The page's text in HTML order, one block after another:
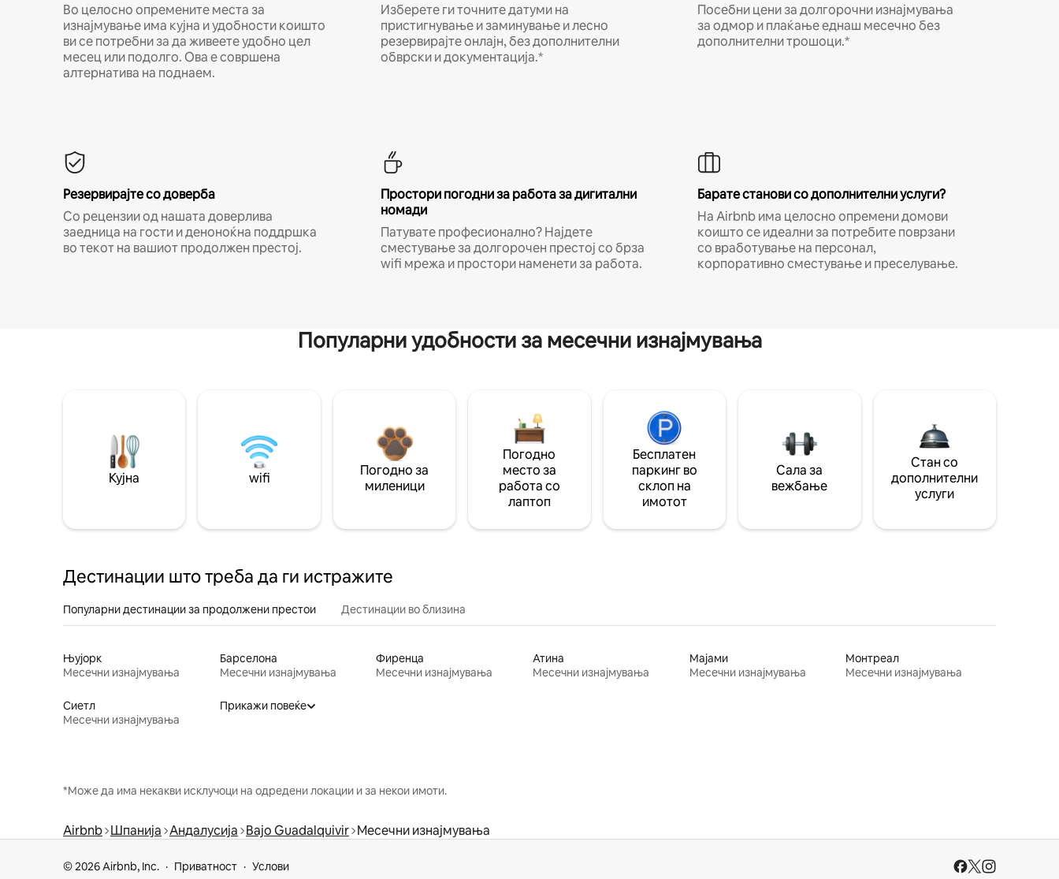
Во целосно опремените места за
изнајмување има кујна и удобности коишто
ви се потребни за да живеете удобно цел
месец или подолго. Ова е совршена
алтернатива на поднаем.
Изберете ги точните датуми на
пристигнување и заминување и лесно
резервирајте онлајн, без дополнителни
обврски и документација.*
Посебни цени за долгорочни изнајмувања
за одмор и плаќање еднаш месечно без
дополнителни трошоци.*
Резервирајте со доверба
Со рецензии од нашата доверлива
заедница на гости и деноноќна поддршка
во текот на вашиот продолжен престој.
Простори погодни за работа за дигитални
номади
Патувате професионално? Најдете
сместување за долгорочен престој со брза
wifi мрежа и простори наменети за работа.
Барате станови со дополнителни услуги?
На Airbnb има целосно опремени домови
коишто се идеални за потребите поврзани
со вработување на персонал,
корпоративно сместување и преселување.
Популарни удобности за месечни изнајмувања
Кујна wifi
Погодно за
миленици
Погодно
место за
работа со
лаптоп
Бесплатен
паркинг во
склоп на
имотот
Сала за
вежбање
Стан со
дополнителни
услуги
Дестинации што треба да ги истражите
Популарни дестинации за продолжени престои Дестинации во близина
Њујорк
Месечни изнајмувања
Барселона
Месечни изнајмувања
Фиренца
Месечни изнајмувања
Атина
Месечни изнајмувања
Мајами
Месечни изнајмувања
Монтреал
Месечни изнајмувања
Сиетл
Месечни изнајмувања
Прикажи повеќе
*Може да има некакви исклучоци на одредени локации и за некои имоти.
Airbnb Шпанија Андалусија Bajo Guadalquivir Месечни изнајмувања
© 2026 Airbnb, Inc. Приватност Услови